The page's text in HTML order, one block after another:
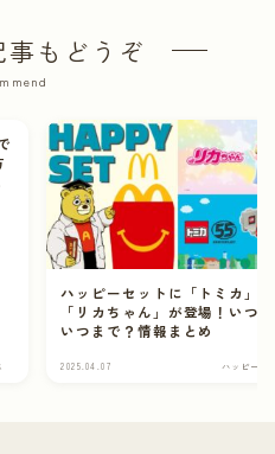
事もどうぞ
ハッピーセットに「トミカ」と
「リカちゃん」が登場！いつ
いつまで？情報まとめ
2025.04.07 ハッピーセ